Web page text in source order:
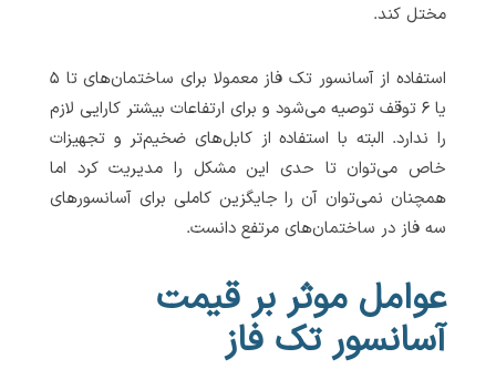
مختل کند.
استفاده از آسانسور تک فاز معمولا برای ساختمان‌های تا ۵
یا ۶ توقف توصیه می‌شود و برای ارتفاعات بیشتر کارایی لازم
را ندارد. البته با استفاده از کابل‌های ضخیم‌تر و تجهیزات
خاص می‌توان تا حدی این مشکل را مدیریت کرد اما
همچنان نمی‌توان آن را جایگزین کاملی برای آسانسورهای
سه فاز در ساختمان‌های مرتفع دانست.
عوامل موثر بر قیمت
آسانسور تک فاز